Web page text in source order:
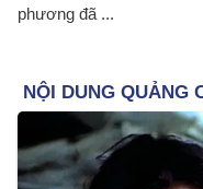
phương đã ...